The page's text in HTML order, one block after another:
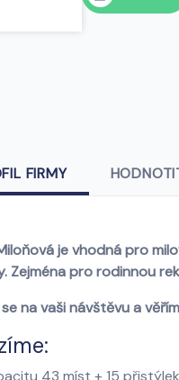
FIRMY
je vhodná pro
Zejména pro rodinnou
na vaši návštěvu a
43 míst + 15 přistýlek